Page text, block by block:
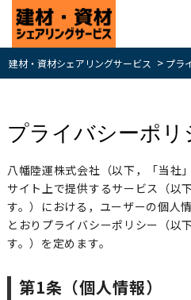
建材・資材シェアリングサービス > プラ
プライバシーポリ
八幡陸運株式会社（以下，「当社
サイト上で提供するサービス（以
す。）における，ユーザーの個人
とおりプライバシーポリシー（以
す。）を定めます。
第1条（個人情報）